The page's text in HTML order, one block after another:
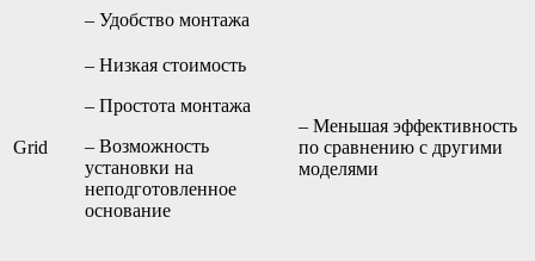
– Удобство монтажа
Grid
– Низкая стоимость
– Простота монтажа
– Возможность
установки на
неподготовленное
основание
– Меньшая эффективность
по сравнению с другими
моделями